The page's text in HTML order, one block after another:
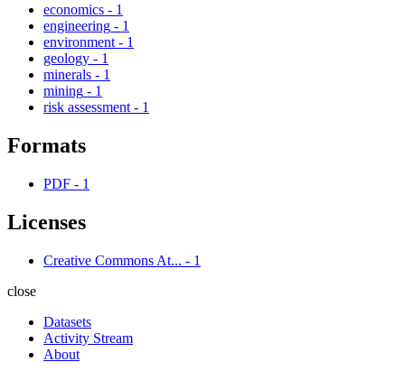
economics - 1
engineering - 1
environment - 1
geology - 1
minerals - 1
mining - 1
risk assessment - 1
Formats
PDF - 1
Licenses
Creative Commons At... - 1
close
Datasets
Activity Stream
About